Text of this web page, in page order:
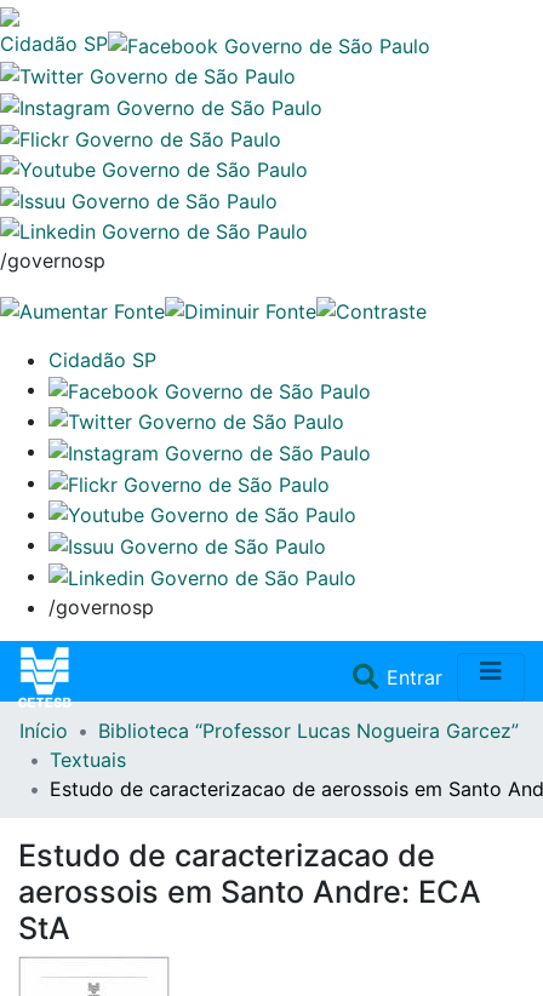
Cidadão SP
/governosp
Cidadão SP
/governosp
Entrar(current)
Home
Repositório
Início
Biblioteca “Professor Lucas Nogueira Garcez”
Textuais
Estudo de caracterizacao de aerossois em Santo
Estudo de caracterizacao de
aerossois em Santo Andre: ECA
StA